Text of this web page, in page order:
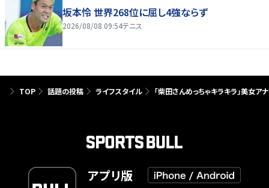
坂本怜 世界268位に屈し4強ならず
2026/08/08 09:54テニス
TOP 話題の投稿 ライフスタイル 「柴田さんめっちゃキラキラ」美女
アプリ版